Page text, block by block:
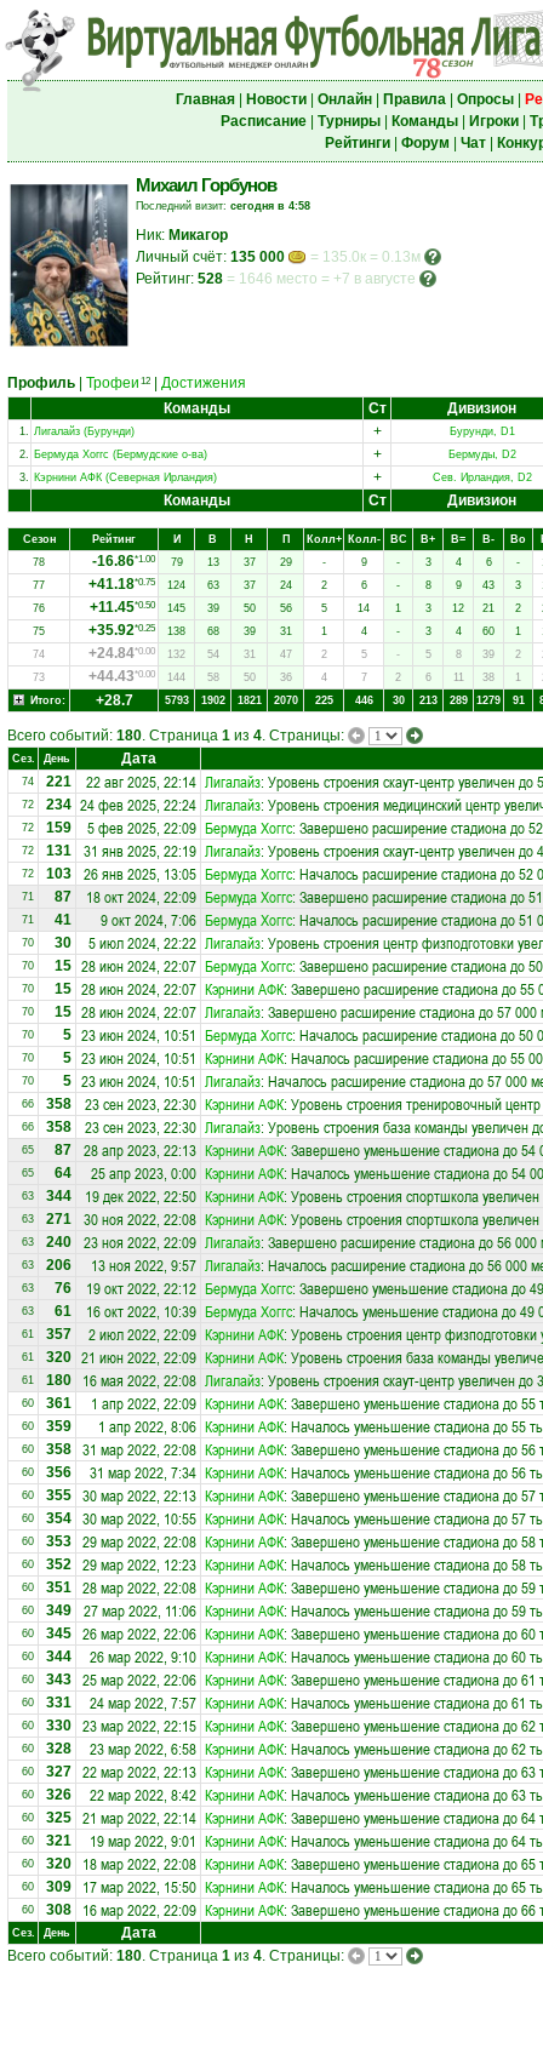
Главная| Новости| Онлайн| Правила| Опросы|
Расписание| Турниры| Команды| Игроки|
Рейтинги| Форум Чат|
Михаил Горбунов
Последний визит: сегодня в 4:58
Ник: Микагор
Личный счёт: 135 000
= 135.0к = 0.13м
Рейтинг: 528 = 1646 место = +7 в августе
Профиль Трофеи 12
Достижения
Команды
Ст Дивизион
1. Лигалайз (Бурунди) +
Бурунди, D1
2. Бермуда Хоггс (Бермудские о-ва) +
Бермуды, D2
3. Кэрнини АФК (Северная Ирландия) + Сев. Ирландия, D2
Команды Ст Дивизион
Сезон Рейтинг И В Н П Колл+ Колл- ВC В+ В= В- Вo
78
-16.86*1.00 79 13 37 29 - 9 - 3 4 6 -
77
+41.18*0.75 124 63 37 24 2 6 - 8 9 43 3
76
+11.45*0.50 145 39 50 56 5 14 1 3 12 21 2
75
+35.92*0.25 138 68 39 31 1 4 - 3 4 60 1
74
+24.84*0.00 132 54 31 47 2 5 - 5 8 39 2
73
+44.43*0.00 144 58 50 36 4 7 2 6 11 38 1
Итого:
+28.7 5793 1902 1821 2070 225 446 30 213 289 1279 91
Всего событий: 180. Страница 1 из 4. Страницы:
Сез. День Дата
74 221 22 авг 2025, 22:14 Лигалайз: Уровень строения скаут-центр увеличен до
72 234 24 фев 2025, 22:24 Лигалайз: Уровень строения медицинский центр
72 159 5 фев 2025, 22:09 Бермуда Хоггс: Завершено расширение стадиона до
72 131 31 янв 2025, 22:19 Лигалайз: Уровень строения скаут-центр увеличен до
72 103 26 янв 2025, 13:05 Бермуда Хоггс: Началось расширение стадиона до 52
71 87 18 окт 2024, 22:09 Бермуда Хоггс: Завершено расширение стадиона до
71 41 9 окт 2024, 7:06 Бермуда Хоггс: Началось расширение стадиона до 51
70 30 5 июл 2024, 22:22 Лигалайз: Уровень строения центр физподготовки
70 15 28 июн 2024, 22:07 Бермуда Хоггс: Завершено расширение стадиона до
70 15 28 июн 2024, 22:07 Кэрнини АФК: Завершено расширение стадиона до 55
70 15 28 июн 2024, 22:07 Лигалайз: Завершено расширение стадиона до 57 000
70 5 23 июн 2024, 10:51 Бермуда Хоггс: Началось расширение стадиона до 50
70 5 23 июн 2024, 10:51 Кэрнини АФК: Началось расширение стадиона до 55
70 5 23 июн 2024, 10:51 Лигалайз: Началось расширение стадиона до 57 000
66 358 23 сен 2023, 22:30 Кэрнини АФК: Уровень строения тренировочный
66 358 23 сен 2023, 22:30 Лигалайз: Уровень строения база команды увеличен
65 87 28 апр 2023, 22:13 Кэрнини АФК: Завершено уменьшение стадиона до 54
65 64 25 апр 2023, 0:00 Кэрнини АФК: Началось уменьшение стадиона до 54
63 344 19 дек 2022, 22:50 Кэрнини АФК: Уровень строения спортшкола
63 271 30 ноя 2022, 22:08 Кэрнини АФК: Уровень строения спортшкола
63 240 23 ноя 2022, 22:09 Лигалайз: Завершено расширение стадиона до 56 000
63 206 13 ноя 2022, 9:57 Лигалайз: Началось расширение стадиона до 56 000
63 76 19 окт 2022, 22:12 Бермуда Хоггс: Завершено уменьшение стадиона до
63 61 16 окт 2022, 10:39 Бермуда Хоггс: Началось уменьшение стадиона до 49
61 357 2 июл 2022, 22:09 Кэрнини АФК: Уровень строения центр
61 320 21 июн 2022, 22:09 Кэрнини АФК: Уровень строения база команды
61 180 16 мая 2022, 22:08 Лигалайз: Уровень строения скаут-центр увеличен до
60 361 1 апр 2022, 22:09 Кэрнини АФК: Завершено уменьшение стадиона до 55
60 359 1 апр 2022, 8:06 Кэрнини АФК: Началось уменьшение стадиона до 55
60 358 31 мар 2022, 22:08 Кэрнини АФК: Завершено уменьшение стадиона до 56
60 356 31 мар 2022, 7:34 Кэрнини АФК: Началось уменьшение стадиона до 56
60 355 30 мар 2022, 22:13 Кэрнини АФК: Завершено уменьшение стадиона до 57
60 354 30 мар 2022, 10:55 Кэрнини АФК: Началось уменьшение стадиона до 57
60 353 29 мар 2022, 22:08 Кэрнини АФК: Завершено уменьшение стадиона до 58
60 352 29 мар 2022, 12:23 Кэрнини АФК: Началось уменьшение стадиона до 58
60 351 28 мар 2022, 22:08 Кэрнини АФК: Завершено уменьшение стадиона до 59
60 349 27 мар 2022, 11:06 Кэрнини АФК: Началось уменьшение стадиона до 59
60 345 26 мар 2022, 22:06 Кэрнини АФК: Завершено уменьшение стадиона до 60
60 344 26 мар 2022, 9:10 Кэрнини АФК: Началось уменьшение стадиона до 60
60 343 25 мар 2022, 22:06 Кэрнини АФК: Завершено уменьшение стадиона до 61
60 331 24 мар 2022, 7:57 Кэрнини АФК: Началось уменьшение стадиона до 61
60 330 23 мар 2022, 22:15 Кэрнини АФК: Завершено уменьшение стадиона до 62
60 328 23 мар 2022, 6:58 Кэрнини АФК: Началось уменьшение стадиона до 62
60 327 22 мар 2022, 22:13 Кэрнини АФК: Завершено уменьшение стадиона до 63
60 326 22 мар 2022, 8:42 Кэрнини АФК: Началось уменьшение стадиона до 63
60 325 21 мар 2022, 22:14 Кэрнини АФК: Завершено уменьшение стадиона до 64
60 321 19 мар 2022, 9:01 Кэрнини АФК: Началось уменьшение стадиона до 64
60 320 18 мар 2022, 22:08 Кэрнини АФК: Завершено уменьшение стадиона до 65
60 309 17 мар 2022, 15:50 Кэрнини АФК: Началось уменьшение стадиона до 65
60 308 16 мар 2022, 22:09 Кэрнини АФК: Завершено уменьшение стадиона до 66
Сез. День
Дата
Всего событий: 180. Страница 1 из 4. Страницы: